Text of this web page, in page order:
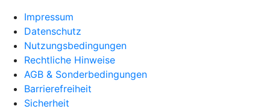
Impressum
Datenschutz
Nutzungsbedingungen
Rechtliche Hinweise
AGB & Sonderbedingungen
Barrierefreiheit
Sicherheit